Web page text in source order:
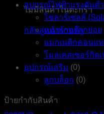
ไม่มีสินค้าในตะกร้า
กลับสู่หน้าร้านค้า
อุปกรณ์ไฟฟ้าแรงดันต่ำ
โซลาร์เซลส์
เบรกเกอร์ลูกย่อย
แมกเนติกคอนแท
โมลเคสเซอร์กิตเ
อุปกรณ์เสริม (0)
ลูกบล็อก (0)
ป้ายกำกับสินค้า